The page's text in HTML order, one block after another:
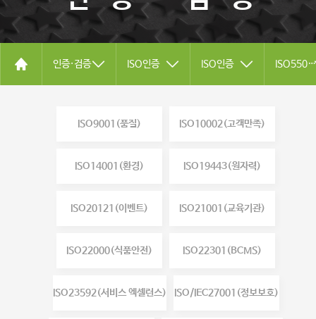
인증·검증 ISO인증 ISO인증 ISO55001(자산)
ISO9001(품질) ISO10002(고객만족)
ISO14001(환경) ISO19443(원자력)
ISO20121(이벤트) ISO21001(교육기관)
ISO22000(식품안전) ISO22301(BCMS)
ISO23592(서비스 엑셀런스) ISO/IEC27001(정보보호)